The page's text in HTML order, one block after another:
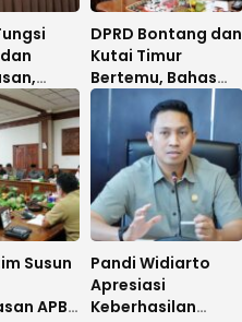
Timur
Panel
DPRD Bontang dan
Kutai Timur
Bertemu, Bahas
Strategi Efisiensi
APBD hingga Dana
Bagi Hasil
Susun
APBD
Pandi Widiarto
Apresiasi
Keberhasilan